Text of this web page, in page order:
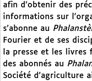
afin d’obtenir des
informations sur
s’abonne au
Fourier et de ses
la presse et les livres
des abonnés au
Société d’agriculture